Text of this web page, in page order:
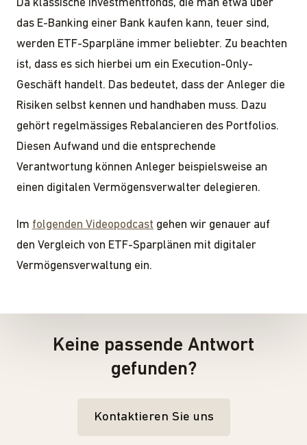
Da klassische Investmentfonds, die man etwa über
das E-Banking einer Bank kaufen kann, teuer sind,
werden ETF-Sparpläne immer beliebter. Zu beachten
ist, dass es sich hierbei um ein Execution-Only-
Geschäft handelt. Das bedeutet, dass der Anleger die
Risiken selbst kennen und handhaben muss. Dazu
gehört regelmässiges Rebalancieren des Portfolios.
Diesen Aufwand und die entsprechende
Verantwortung können Anleger beispielsweise an
einen digitalen Vermögensverwalter delegieren.
Im folgenden Videopodcast gehen wir genauer auf
den Vergleich von ETF-Sparplänen mit digitaler
Vermögensverwaltung ein.
Keine passende Antwort
gefunden?
Kontaktieren Sie uns